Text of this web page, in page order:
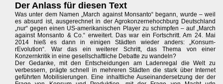
Der Anlass für diesen Text
Was unter dem Namen „March against Monsanto“ begann, wurde – weil
es absurd ist, ausgerechnet in der Agrokonzernehochburg Deutschland
„nur“ gegen einen US-amerikanischen Player zu schimpfen – auf „March
against Monsanto & Co.“ erweitert. Das war ein Fortschritt. Am 24. Mai
2014 hieß es dann in einigen Städten wieder anders: „Konsum-
rEvolution“. War das ein weiterer Schritt, das Thema von einer
Konzernkritik in eine gesellschaftliche Debatte zu wandeln?
Der Gedanke, mit den Entscheidungen am Ladenregal die Welt zu
verbessern, prägte schnell in mehreren Städten die stark über Internet
geführten Mobilisierungen. Eine inhaltliche Auseinandersetzung der der